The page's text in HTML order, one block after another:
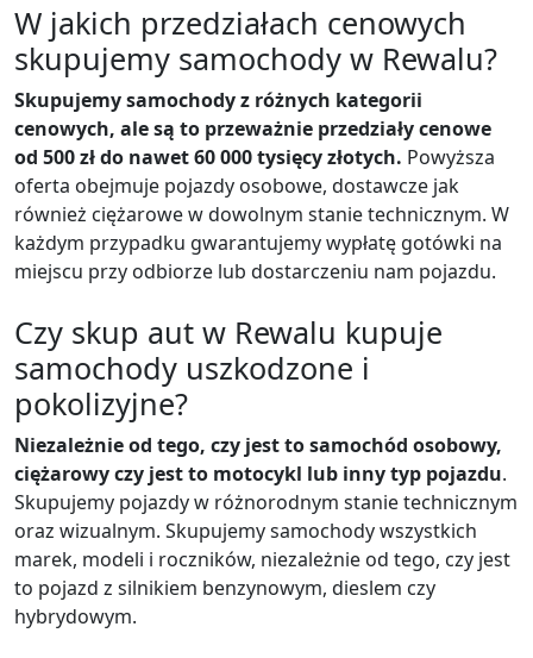
W jakich przedziałach cenowych
skupujemy samochody w Rewalu?
Skupujemy samochody z różnych kategorii
cenowych, ale są to przeważnie przedziały cenowe
od 500 zł do nawet 60 000 tysięcy złotych. Powyższa
oferta obejmuje pojazdy osobowe, dostawcze jak
również ciężarowe w dowolnym stanie technicznym. W
każdym przypadku gwarantujemy wypłatę gotówki na
miejscu przy odbiorze lub dostarczeniu nam pojazdu.
Czy skup aut w Rewalu kupuje
samochody uszkodzone i
pokolizyjne?
Niezależnie od tego, czy jest to samochód osobowy,
ciężarowy czy jest to motocykl lub inny typ pojazdu.
Skupujemy pojazdy w różnorodnym stanie technicznym
oraz wizualnym. Skupujemy samochody wszystkich
marek, modeli i roczników, niezależnie od tego, czy jest
to pojazd z silnikiem benzynowym, dieslem czy
hybrydowym.